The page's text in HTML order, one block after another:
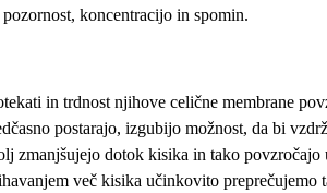
koncentracijo in spomin.
in trdnost njihove celične membrane
postarajo, izgubijo možnost, da bi
zmanjšujejo dotok kisika in tako
več kisika učinkovito